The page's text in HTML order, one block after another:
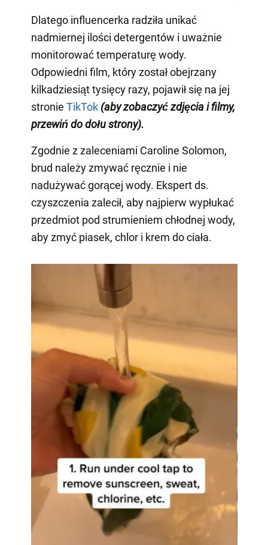
Dlatego influencerka radziła unikać
nadmiernej ilości detergentów i uważnie
monitorować temperaturę wody.
Odpowiedni film, który został obejrzany
kilkadziesiąt tysięcy razy, pojawił się na jej
stronie TikTok (aby zobaczyć zdjęcia i filmy,
przewiń do dołu strony).
Zgodnie z zaleceniami Caroline Solomon,
brud należy zmywać ręcznie i nie
nadużywać gorącej wody. Ekspert ds.
czyszczenia zalecił, aby najpierw wypłukać
przedmiot pod strumieniem chłodnej wody,
aby zmyć piasek, chlor i krem do ciała.